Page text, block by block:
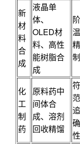
新
材
料
合
成
液晶单
体、
OLED材
料、高性
能树脂合
成
化
工
制
药
原料药中
间体合
成、溶剂
回收精馏
性